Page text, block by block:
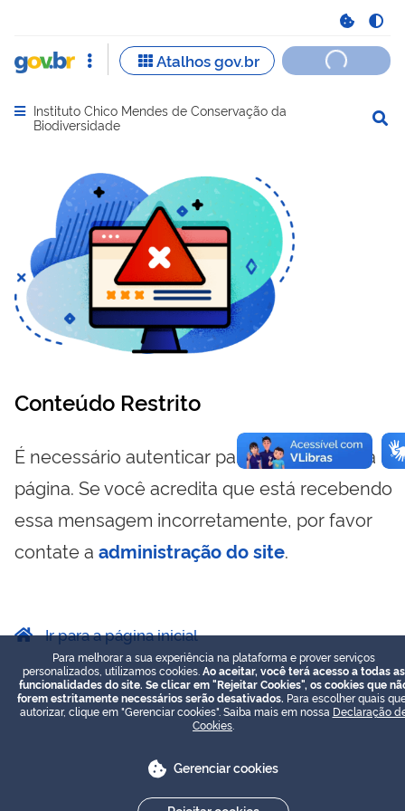
Abrir menu principal de navegação
Instituto Chico Mendes de Conservação da
Biodiversidade
Conteúdo Restrito
É necessário autenticar para visualizar essa
página. Se você acredita que está recebendo
essa mensagem incorretamente, por favor
contate a administração do site.
Ir para a página inicial
Para melhorar a sua experiência na plataforma e prover serviços
personalizados, utilizamos cookies. Ao aceitar, você terá acesso a todas as
funcionalidades do site. Se clicar em "Rejeitar Cookies", os cookies que
forem estritamente necessários serão desativados. Para escolher quais
autorizar, clique em "Gerenciar cookies". Saiba mais em nossa Declaração
Cookies
Gerenciar cookies